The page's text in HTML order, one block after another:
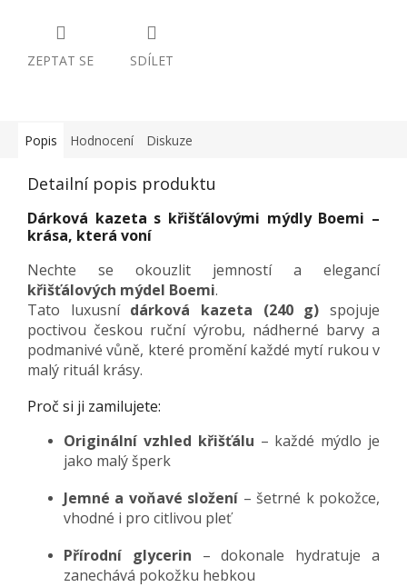
ZEPTAT SE SDÍLET
Popis Hodnocení Diskuze
Detailní popis produktu
Dárková kazeta s křišťálovými mýdly Boemi –
krása, která voní
Nechte se okouzlit jemností a elegancí
křišťálových mýdel Boemi.
Tato luxusní dárková kazeta (240 g) spojuje
poctivou českou ruční výrobu, nádherné barvy a
podmanivé vůně, které promění každé mytí rukou v
malý rituál krásy.
Proč si ji zamilujete:
Originální vzhled křišťálu – každé mýdlo je
jako malý šperk
Jemné a voňavé složení – šetrné k pokožce,
vhodné i pro citlivou pleť
Přírodní glycerin – dokonale hydratuje a
zanechává pokožku hebkou